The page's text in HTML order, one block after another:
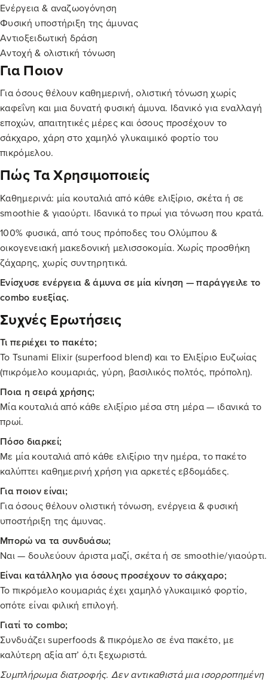
Ενέργεια & αναζωογόνηση
Φυσική υποστήριξη της άμυνας
Αντιοξειδωτική δράση
Αντοχή & ολιστική τόνωση
Για Ποιον
Για όσους θέλουν καθημερινή, ολιστική τόνωση χωρίς
καφεΐνη και μια δυνατή φυσική άμυνα. Ιδανικό για εναλλαγή
εποχών, απαιτητικές μέρες και όσους προσέχουν το
σάκχαρο, χάρη στο χαμηλό γλυκαιμικό φορτίο του
πικρόμελου.
Πώς Τα Χρησιμοποιείς
Καθημερινά: μία κουταλιά από κάθε ελιξίριο, σκέτα ή σε
smoothie & γιαούρτι. Ιδανικά το πρωί για τόνωση που κρατά.
100% φυσικά, από τους πρόποδες του Ολύμπου &
οικογενειακή μακεδονική μελισσοκομία. Χωρίς προσθήκη
ζάχαρης, χωρίς συντηρητικά.
Ενίσχυσε ενέργεια & άμυνα σε μία κίνηση — παράγγειλε το
combo ευεξίας.
Συχνές Ερωτήσεις
Τι περιέχει το πακέτο;
Το Tsunami Elixir (superfood blend) και το Ελιξίριο Ευζωίας
(πικρόμελο κουμαριάς, γύρη, βασιλικός πολτός, πρόπολη).
Ποια η σειρά χρήσης;
Μία κουταλιά από κάθε ελιξίριο μέσα στη μέρα — ιδανικά το
πρωί.
Πόσο διαρκεί;
Με μία κουταλιά από κάθε ελιξίριο την ημέρα, το πακέτο
καλύπτει καθημερινή χρήση για αρκετές εβδομάδες.
Για ποιον είναι;
Για όσους θέλουν ολιστική τόνωση, ενέργεια & φυσική
υποστήριξη της άμυνας.
Μπορώ να τα συνδυάσω;
Ναι — δουλεύουν άριστα μαζί, σκέτα ή σε smoothie/γιαούρτι.
Είναι κατάλληλο για όσους προσέχουν το σάκχαρο;
Το πικρόμελο κουμαριάς έχει χαμηλό γλυκαιμικό φορτίο,
οπότε είναι φιλική επιλογή.
Γιατί το combo;
Συνδυάζει superfoods & πικρόμελο σε ένα πακέτο, με
καλύτερη αξία απ’ ό,τι ξεχωριστά.
Συμπλήρωμα διατροφής. Δεν αντικαθιστά μια ισορροπημένη